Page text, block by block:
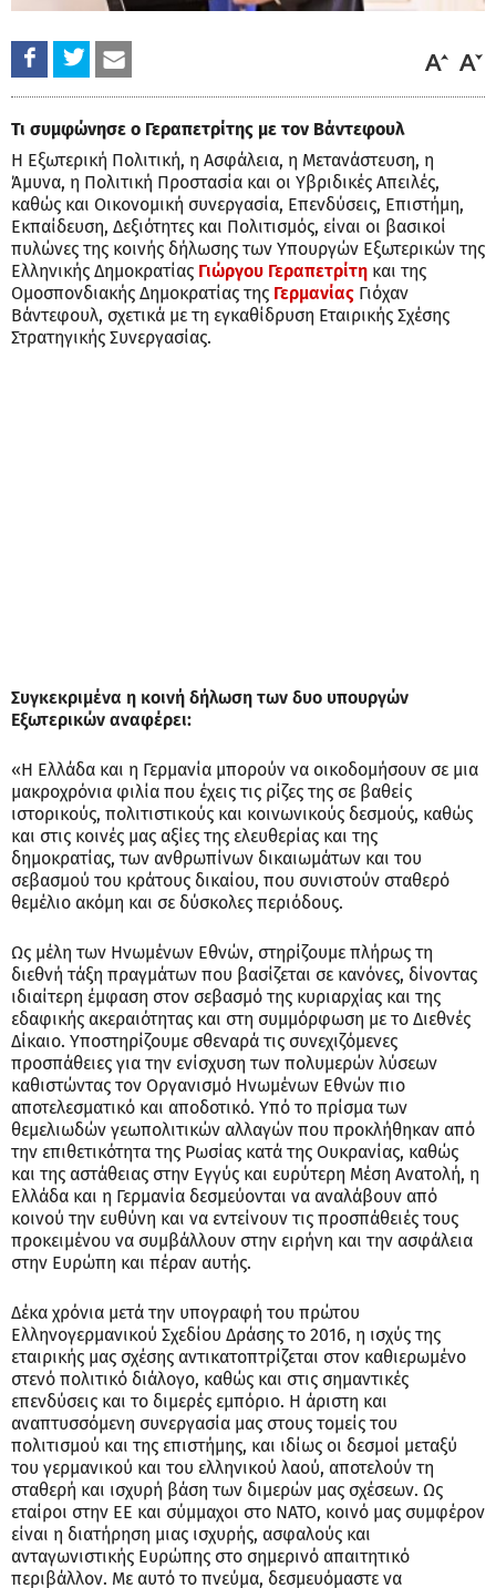
Τι συμφώνησε ο Γεραπετρίτης με τον Βάντεφουλ
Η Εξωτερική Πολιτική, η Ασφάλεια, η Μετανάστευση, η
Άμυνα, η Πολιτική Προστασία και οι Υβριδικές Απειλές,
καθώς και Οικονομική συνεργασία, Επενδύσεις, Επιστήμη,
Εκπαίδευση, Δεξιότητες και Πολιτισμός, είναι οι βασικοί
πυλώνες της κοινής δήλωσης των Υπουργών Εξωτερικών της
Ελληνικής Δημοκρατίας Γιώργου Γεραπετρίτη και της
Ομοσπονδιακής Δημοκρατίας της Γερμανίας Γιόχαν
Βάντεφουλ, σχετικά με τη εγκαθίδρυση Εταιρικής Σχέσης
Στρατηγικής Συνεργασίας.
Συγκεκριμένα η κοινή δήλωση των δυο υπουργών
Εξωτερικών αναφέρει:
«Η Ελλάδα και η Γερμανία μπορούν να οικοδομήσουν σε μια
μακροχρόνια φιλία που έχεις τις ρίζες της σε βαθείς
ιστορικούς, πολιτιστικούς και κοινωνικούς δεσμούς, καθώς
και στις κοινές μας αξίες της ελευθερίας και της
δημοκρατίας, των ανθρωπίνων δικαιωμάτων και του
σεβασμού του κράτους δικαίου, που συνιστούν σταθερό
θεμέλιο ακόμη και σε δύσκολες περιόδους.
Ως μέλη των Ηνωμένων Εθνών, στηρίζουμε πλήρως τη
διεθνή τάξη πραγμάτων που βασίζεται σε κανόνες, δίνοντας
ιδιαίτερη έμφαση στον σεβασμό της κυριαρχίας και της
εδαφικής ακεραιότητας και στη συμμόρφωση με το Διεθνές
Δίκαιο. Υποστηρίζουμε σθεναρά τις συνεχιζόμενες
προσπάθειες για την ενίσχυση των πολυμερών λύσεων
καθιστώντας τον Οργανισμό Ηνωμένων Εθνών πιο
αποτελεσματικό και αποδοτικό. Υπό το πρίσμα των
θεμελιωδών γεωπολιτικών αλλαγών που προκλήθηκαν από
την επιθετικότητα της Ρωσίας κατά της Ουκρανίας, καθώς
και της αστάθειας στην Εγγύς και ευρύτερη Μέση Ανατολή, η
Ελλάδα και η Γερμανία δεσμεύονται να αναλάβουν από
κοινού την ευθύνη και να εντείνουν τις προσπάθειές τους
προκειμένου να συμβάλλουν στην ειρήνη και την ασφάλεια
στην Ευρώπη και πέραν αυτής.
Δέκα χρόνια μετά την υπογραφή του πρώτου
Ελληνογερμανικού Σχεδίου Δράσης το 2016, η ισχύς της
εταιρικής μας σχέσης αντικατοπτρίζεται στον καθιερωμένο
στενό πολιτικό διάλογο, καθώς και στις σημαντικές
επενδύσεις και το διμερές εμπόριο. Η άριστη και
αναπτυσσόμενη συνεργασία μας στους τομείς του
πολιτισμού και της επιστήμης, και ιδίως οι δεσμοί μεταξύ
του γερμανικού και του ελληνικού λαού, αποτελούν τη
σταθερή και ισχυρή βάση των διμερών μας σχέσεων. Ως
εταίροι στην ΕΕ και σύμμαχοι στο ΝΑΤΟ, κοινό μας συμφέρον
είναι η διατήρηση μιας ισχυρής, ασφαλούς και
ανταγωνιστικής Ευρώπης στο σημερινό απαιτητικό
περιβάλλον. Με αυτό το πνεύμα, δεσμευόμαστε να